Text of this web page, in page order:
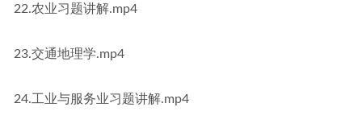
22.农业习题讲解.mp4
23.交通地理学.mp4
24.工业与服务业习题讲解.mp4